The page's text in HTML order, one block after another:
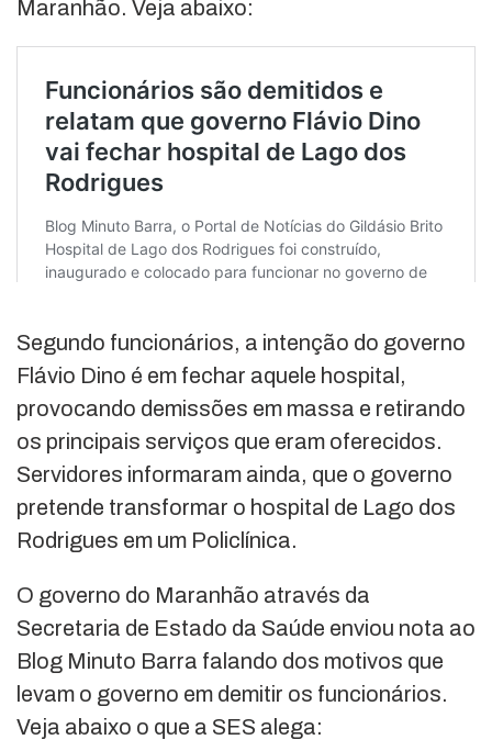
Maranhão. Veja abaixo:
Segundo funcionários, a intenção do governo
Flávio Dino é em fechar aquele hospital,
provocando demissões em massa e retirando
os principais serviços que eram oferecidos.
Servidores informaram ainda, que o governo
pretende transformar o hospital de Lago dos
Rodrigues em um Policlínica.
O governo do Maranhão através da
Secretaria de Estado da Saúde enviou nota ao
Blog Minuto Barra falando dos motivos que
levam o governo em demitir os funcionários.
Veja abaixo o que a SES alega: